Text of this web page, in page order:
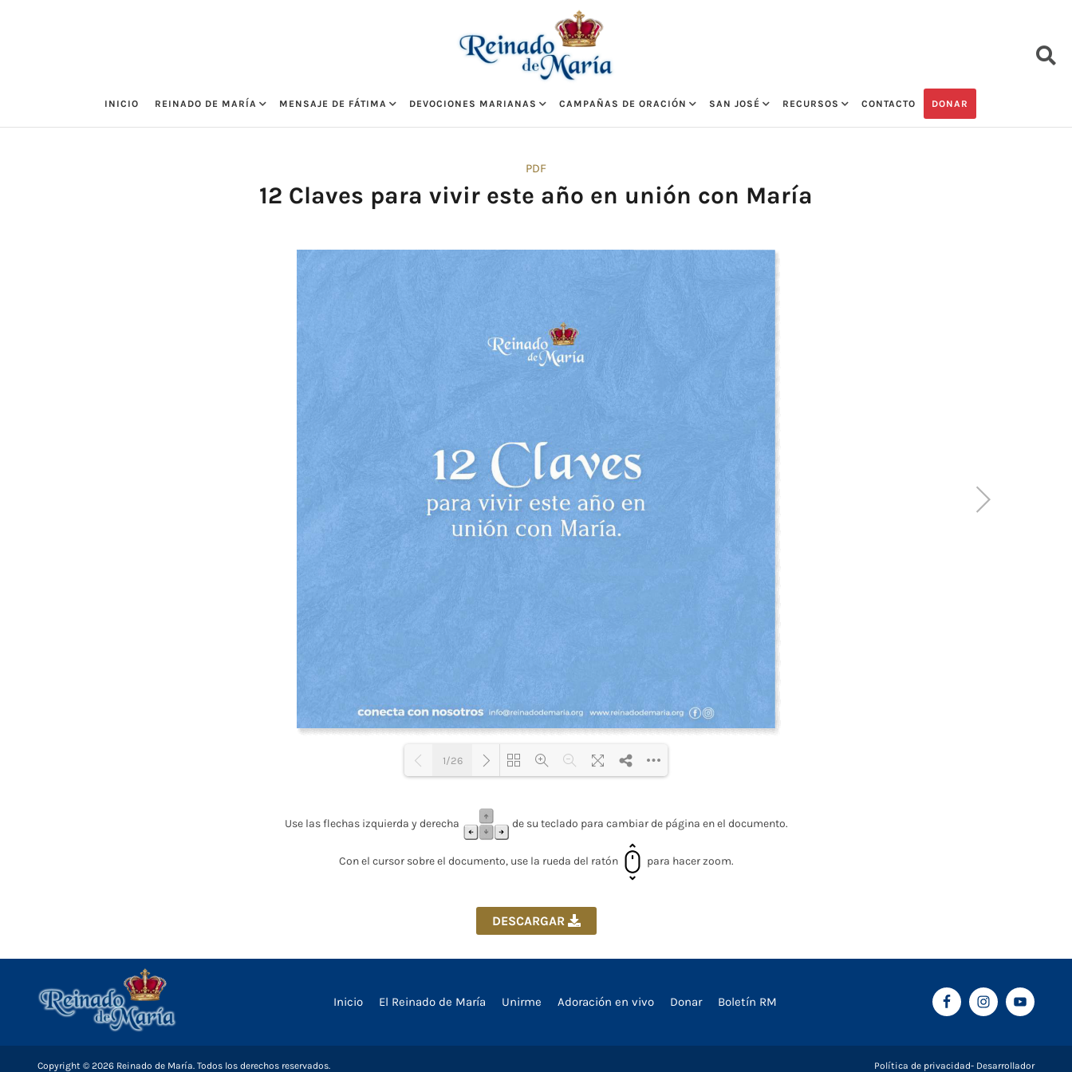
INICIO REINADO DE MARÍA MENSAJE DE FÁTIMA DEVOCIONES MARIANAS CAMPAÑAS DE ORACIÓN SAN JOSÉ RECURSOS CONTACTO DONAR
PDF
12 Claves para vivir este año en unión con María
Loading PDF 59% ...
1/26
Use las flechas izquierda y derecha de su teclado para cambiar de página en el documento.
Con el cursor sobre el documento, use la rueda del ratón para hacer zoom.
DESCARGAR
Inicio El Reinado de María Unirme Adoración en vivo Donar Boletín RM
Copyright © 2026 Reinado de María. Todos los derechos reservados. Política de privacidad Desarrollador